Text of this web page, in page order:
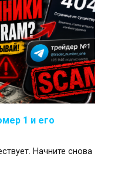
1 и его
Начните снова